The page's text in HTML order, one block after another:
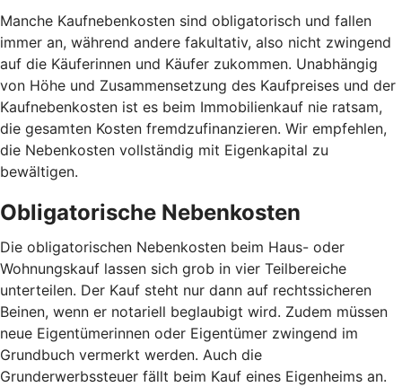
Manche Kaufnebenkosten sind obligatorisch und fallen
immer an, während andere fakultativ, also nicht zwingend
auf die Käuferinnen und Käufer zukommen. Unabhängig
von Höhe und Zusammensetzung des Kaufpreises und der
Kaufnebenkosten ist es beim Immobilienkauf nie ratsam,
die gesamten Kosten fremdzufinanzieren. Wir empfehlen,
die Nebenkosten vollständig mit Eigenkapital zu
bewältigen.
Obligatorische Nebenkosten
Die obligatorischen Nebenkosten beim Haus- oder
Wohnungskauf lassen sich grob in vier Teilbereiche
unterteilen. Der Kauf steht nur dann auf rechtssicheren
Beinen, wenn er notariell beglaubigt wird. Zudem müssen
neue Eigentümerinnen oder Eigentümer zwingend im
Grundbuch vermerkt werden. Auch die
Grunderwerbssteuer fällt beim Kauf eines Eigenheims an.